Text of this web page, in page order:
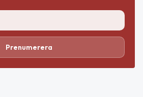
Prenumerera